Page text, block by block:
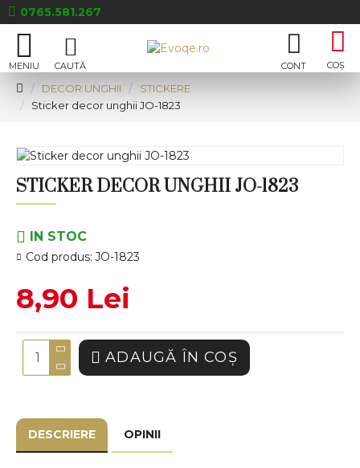
0765.581.267
DECOR UNGHII
STICKERE
Sticker decor unghii JO-1823
STICKER DECOR UNGHII JO-1823
IN STOC
Cod produs: JO-1823
8,90 Lei
ADAUGĂ ÎN COŞ
DESCRIERE OPINII